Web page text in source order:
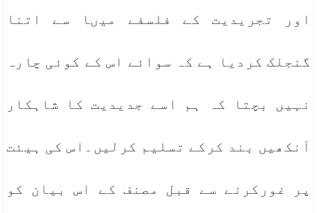
اور تجریدیت کے فلسفے میںا سے اتنا
گنجلک کردیا ہے کہ سوائے اس کے کوئی چارہ
نہیں بچتا کہ ہم اسے جدیدیت کا شاہکار
آنکھیں بند کرکے تسلیم کرلیں۔اس کی ہیئت
پر غورکرنے سے قبل مصنف کے اس بیان کو